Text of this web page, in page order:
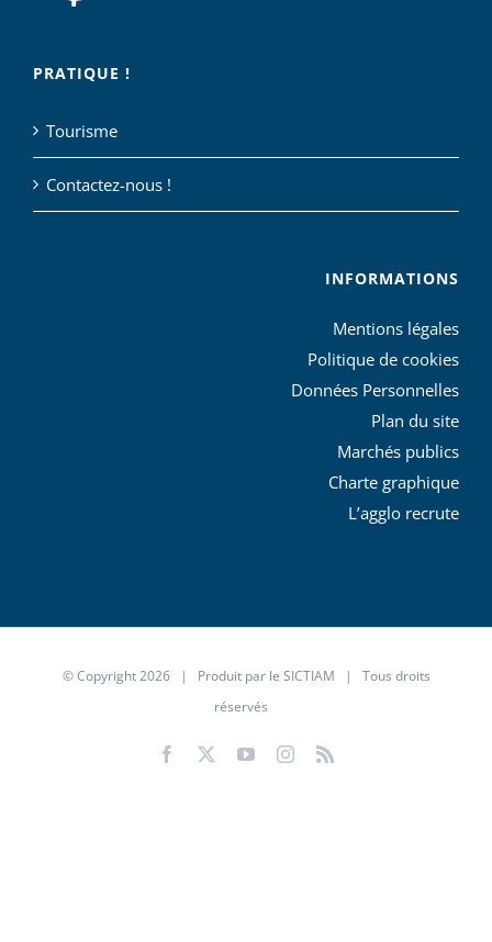
PRATIQUE !
Tourisme
Contactez-nous !
INFORMATIONS
Mentions légales
Politique de cookies
Données Personnelles
Plan du site
Marchés publics
Charte graphique
L’agglo recrute
© Copyright2026 | Produit par le SICTIAM | Tous droits
réservés
Facebook YouTubeInstagram